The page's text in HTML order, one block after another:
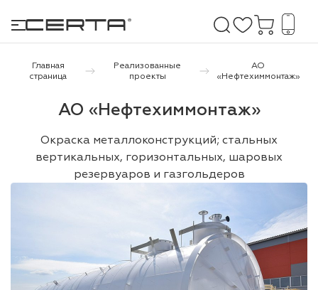
покрытия
и дачи
по
Главная
страница
Реализованные
проекты
АО
«Нефтехиммонтаж»
АО «Нефтехиммонтаж»
Окраска металлоконструкций; стальных
вертикальных, горизонтальных, шаровых
резервуаров и газгольдеров